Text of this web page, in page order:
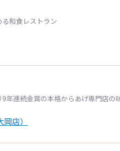
和食レストラン
年連続金賞の本格からあげ専門店の
店）